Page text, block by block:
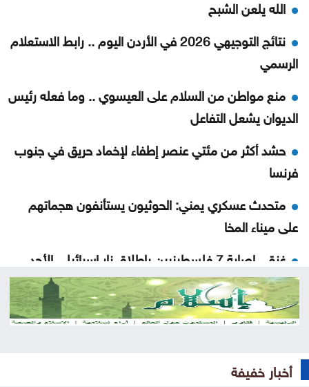
الله يلعن الشبح
نتائج التوجيهي 2026 في الأردن اليوم .. رابط الاستعلام
الرسمي
منع مواطن من السلام على العيسوي .. وما فعله رئيس
الديوان يشعل التفاعل
حشد أكثر من مئتي عنصر إطفاء لإخماد حريق في جنوب
فرنسا
متحدث عسكري يمني: الحوثيون يستأنفون هجماتهم
على ميناء المخا
غزة .. إصابة 7 فلسطينيين بإطلاق نار إسرائيلي الأحد
إيران .. تعيين محسن رضائي أمينا عاما للمجلس الأعلى
للأمن القومي
القتال في 3 جبهات
أخبار خفيفة